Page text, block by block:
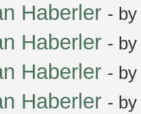
Haberler - by
Haberler - by
Haberler - by
Haberler - by